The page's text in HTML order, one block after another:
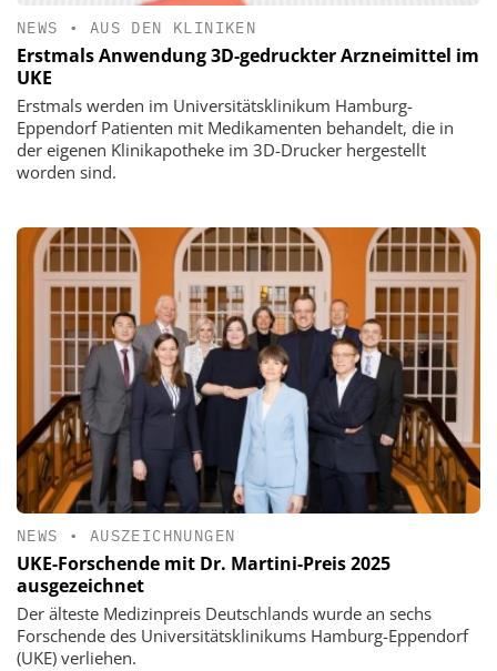
NEWS • AUS DEN KLINIKEN
Erstmals Anwendung 3D-gedruckter Arzneimittel im
UKE
Erstmals werden im Universitätsklinikum Hamburg-
Eppendorf Patienten mit Medikamenten behandelt, die in
der eigenen Klinikapotheke im 3D-Drucker hergestellt
worden sind.
NEWS • AUSZEICHNUNGEN
UKE-Forschende mit Dr. Martini-Preis 2025
ausgezeichnet
Der älteste Medizinpreis Deutschlands wurde an sechs
Forschende des Universitätsklinikums Hamburg-Eppendorf
(UKE) verliehen.